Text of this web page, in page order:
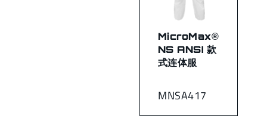
MNSA417
MicroMax®
NS ANSI 款
式连体服